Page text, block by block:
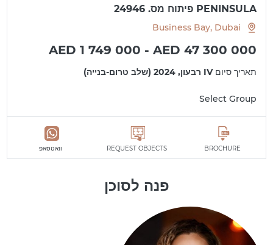
PENINSULA פיתוח מס. 24946
Business Bay, Dubai
AED 1 749 000 - AED 47 300 000
תאריך סיוםIV רבעון, 2024 (שלב טרום-בנייה)
Select Group
BROCHURE
REQUEST OBJECTS וואטסאפ
פנה לסוכן